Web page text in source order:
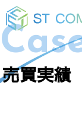
売買実績